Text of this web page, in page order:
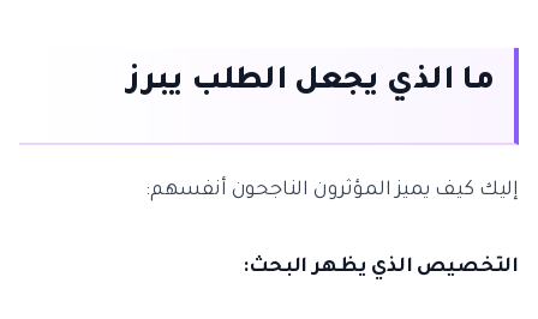
ما الذي يجعل الطلب يبرز
إليك كيف يميز المؤثرون الناجحون أنفسهم:
التخصيص الذي يظهر البحث: